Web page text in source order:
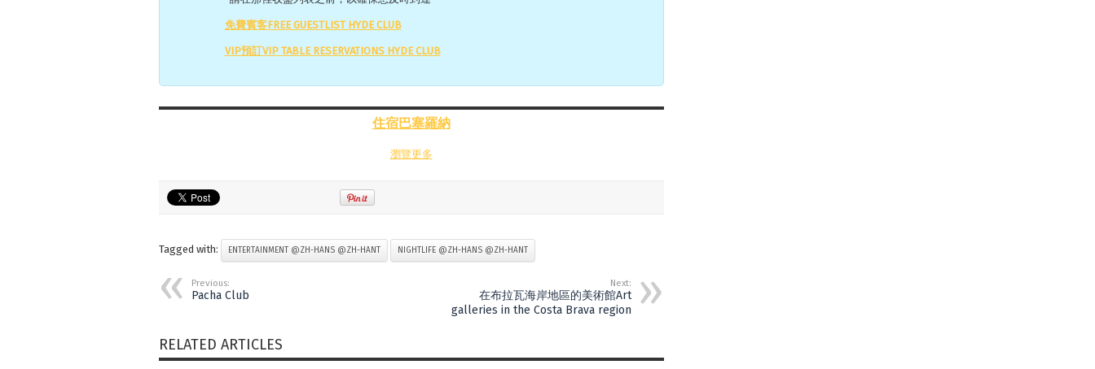
免費賓客FREE GUESTLIST HYDE CLUB
VIP預訂VIP TABLE RESERVATIONS HYDE CLUB
住宿巴塞羅納
瀏覽更多
Tagged with: ENTERTAINMENT @ZH-HANS @ZH-HANT NIGHTLIFE @ZH-HANS @ZH-HANT
Previous:
Pacha Club
Next:
在布拉瓦海岸地區的美術館Art
galleries in the Costa Brava region
RELATED ARTICLES